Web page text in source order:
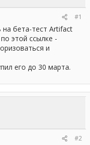
#1
бета-тест Artifact
этой ссылке -
и
его до 30 марта.
#2